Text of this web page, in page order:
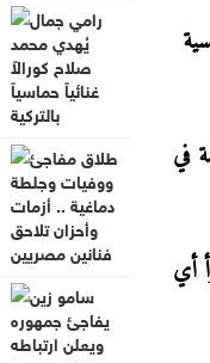
في
دون أن يطرأ أي